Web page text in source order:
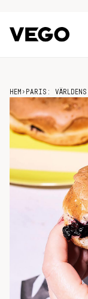
HEM › PARIS: VÄRLDENS